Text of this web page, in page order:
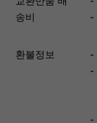
송비
환불정보